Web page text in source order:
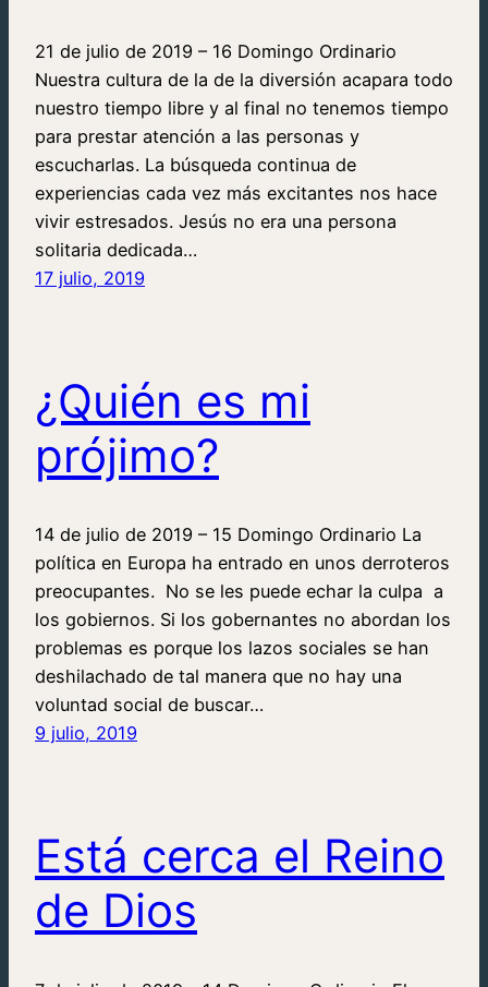
21 de julio de 2019 – 16 Domingo Ordinario
Nuestra cultura de la de la diversión acapara todo
nuestro tiempo libre y al final no tenemos tiempo
para prestar atención a las personas y
escucharlas. La búsqueda continua de
experiencias cada vez más excitantes nos hace
vivir estresados. Jesús no era una persona
solitaria dedicada…
17 julio, 2019
¿Quién es mi
prójimo?
14 de julio de 2019 – 15 Domingo Ordinario La
política en Europa ha entrado en unos derroteros
preocupantes. No se les puede echar la culpa a
los gobiernos. Si los gobernantes no abordan los
problemas es porque los lazos sociales se han
deshilachado de tal manera que no hay una
voluntad social de buscar…
9 julio, 2019
Está cerca el Reino
de Dios